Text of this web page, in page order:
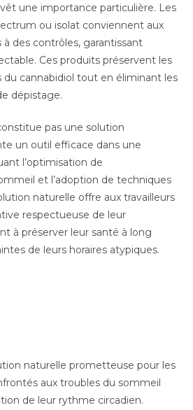
une importance particulière. Les
ou isolat conviennent aux
des contrôles, garantissant
Ces produits préservent les
cannabidiol tout en éliminant les
dépistage.
pas une solution
un outil efficace dans une
l’optimisation de
et l’adoption de techniques
naturelle offre aux travailleurs
respectueuse de leur
à préserver leur santé à long
de leurs horaires atypiques.
naturelle prometteuse pour les
aux troubles du sommeil
de leur rythme circadien.